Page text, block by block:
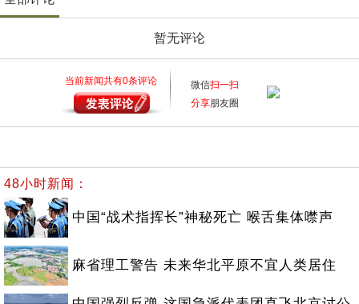
暂无评论
当前新闻共有0条评论 微信扫一扫
分享朋友圈
48小时新闻：
中国“战术指挥长”神秘死亡 喉舌集体噤声
麻省理工警告 未来华北平原不宜人类居住